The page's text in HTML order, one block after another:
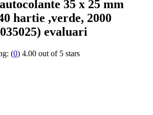
35 x 25 mm
hartie ,verde, 2000
evaluari
(0) 4.00 out of 5 stars